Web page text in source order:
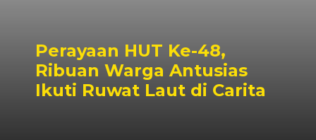
Perayaan HUT Ke-48,
Ribuan Warga Antusias
Ikuti Ruwat Laut di Carita